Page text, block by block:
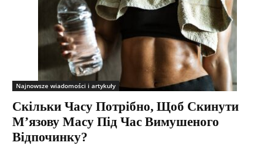
Najnowsze wiadomości i artykuły
Скільки Часу Потрібно, Щоб Скинути
М’язову Масу Під Час Вимушеного
Відпочинку?